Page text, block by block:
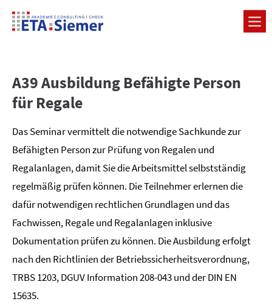
A39 Ausbildung Befähigte Person
für Regale
Das Seminar vermittelt die notwendige Sachkunde zur
Befähigten Person zur Prüfung von Regalen und
Regalanlagen, damit Sie die Arbeitsmittel selbstständig
regelmäßig prüfen können. Die Teilnehmer erlernen die
dafür notwendigen rechtlichen Grundlagen und das
Fachwissen, Regale und Regalanlagen inklusive
Dokumentation prüfen zu können. Die Ausbildung erfolgt
nach den Richtlinien der Betriebssicherheitsverordnung,
TRBS 1203, DGUV Information 208-043 und der DIN EN
15635.